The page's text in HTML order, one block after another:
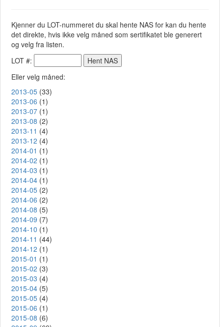
Kjenner du LOT-nummeret du skal hente NAS for kan du hente
det direkte, hvis ikke velg måned som sertifikatet ble generert
og velg fra listen.
LOT #:
Eller velg måned:
2013-05 (33)
2013-06 (1)
2013-07 (1)
2013-08 (2)
2013-11 (4)
2013-12 (4)
2014-01 (1)
2014-02 (1)
2014-03 (1)
2014-04 (1)
2014-05 (2)
2014-06 (2)
2014-08 (5)
2014-09 (7)
2014-10 (1)
2014-11 (44)
2014-12 (1)
2015-01 (1)
2015-02 (3)
2015-03 (4)
2015-04 (5)
2015-05 (4)
2015-06 (1)
2015-08 (6)